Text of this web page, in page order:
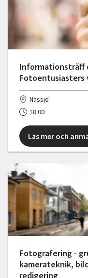
Informationsträff
Fotoentusiasters
Nässjö
18:00
Läs mer och
Fotografering -
kamerateknik,
redigering